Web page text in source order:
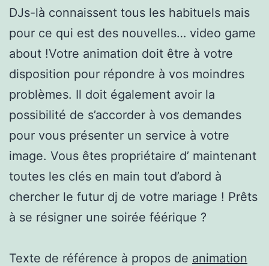
DJs-là connaissent tous les habituels mais
pour ce qui est des nouvelles… video game
about !Votre animation doit être à votre
disposition pour répondre à vos moindres
problèmes. Il doit également avoir la
possibilité de s’accorder à vos demandes
pour vous présenter un service à votre
image. Vous êtes propriétaire d’ maintenant
toutes les clés en main tout d’abord à
chercher le futur dj de votre mariage ! Prêts
à se résigner une soirée féérique ?
Texte de référence à propos de animation